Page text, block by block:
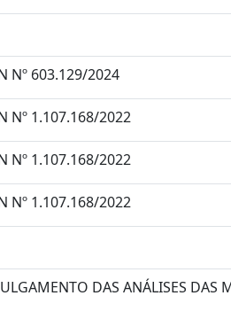
Nº 603.129/2024
Nº 1.107.168/2022
Nº 1.107.168/2022
Nº 1.107.168/2022
DAS ANÁLISES DAS